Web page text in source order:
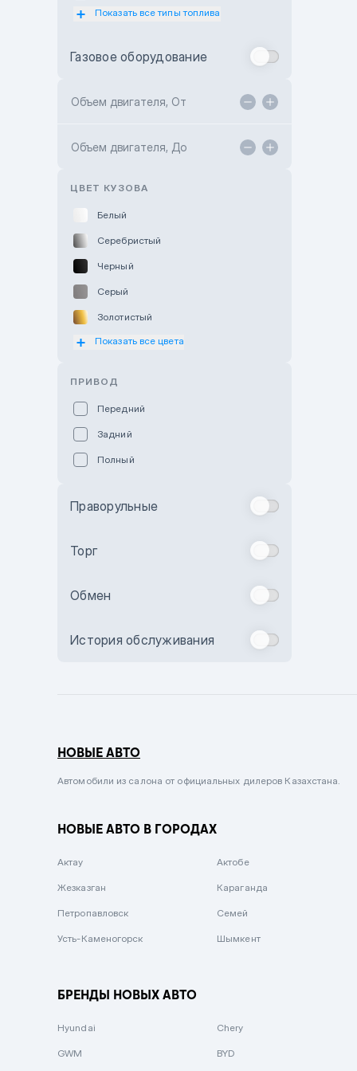
Subaru Motor Almaty
Toyota Kokshetau
Hyundai ShymCity
Показать все типы топлива
Газовое оборудование
Объем двигателя, От
Объем двигателя, До
ЦВЕТ КУЗОВА
Белый
Серебристый
Черный
Серый
Золотистый
Оранжевый
Бежевый
Комбинированный
Сиреневый металлик
Вишневый
Зеленый металлик
Показать все цвета
ПРИВОД
Передний
Задний
Полный
Праворульные
Торг
Обмен
История обслуживания
НОВЫЕ АВТО
Автомобили из салона от официальных дилеров Казахстана.
НОВЫЕ АВТО В ГОРОДАХ
Актау Актобе
Жезказган Караганда
Петропавловск Семей
Усть-Каменогорск Шымкент
БРЕНДЫ НОВЫХ АВТО
Hyundai Chery
GWM BYD